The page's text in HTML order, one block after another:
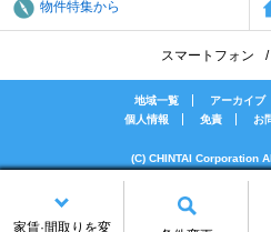
家賃·間取りを変
物件特集から
スマートフォン
地域一覧 アーカイブ
個人情報
免責 お
(C) CHINTAI Corporation
[PR]賃貸物件の疑問解決！
[PR]賃貸生活の工夫を紹介！